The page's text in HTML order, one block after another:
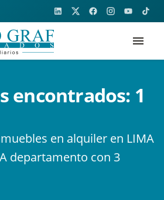
menu
encontrados: 1
en alquiler en LIMA
departamento con 3